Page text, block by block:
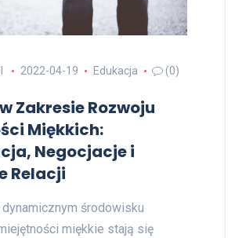
2022-04-19 Edukacja (0)
Zakresie Rozwoju
Miękkich:
Negocjacje i
Relacji
środowisku
miękkie stają się